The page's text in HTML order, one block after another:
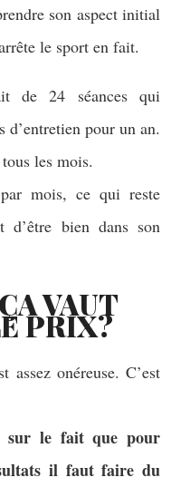
son aspect initial
le sport en fait.
de 24 séances qui
d’entretien pour un an.
les mois.
mois, ce qui reste
bien dans son
VAUT
PRIX?
onéreuse. C’est
sur le fait que pour
il faut faire du